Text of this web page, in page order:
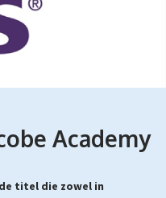
Academy
titel die zowel in